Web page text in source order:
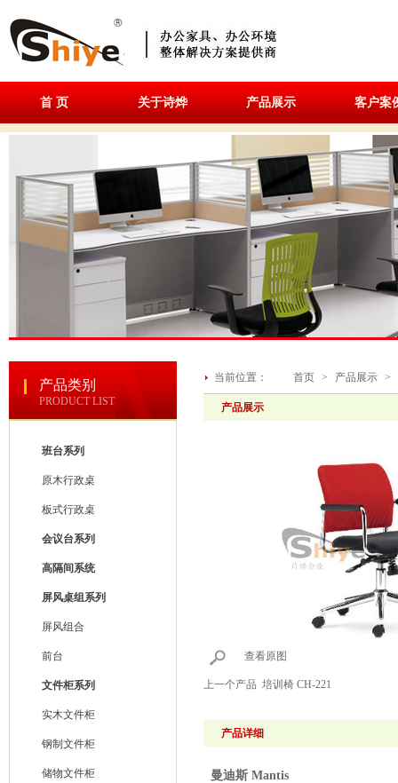
首 页 关于诗烨 产品展示 客户案
产品类别
PRODUCT LIST
班台系列
原木行政桌
板式行政桌
会议台系列
高隔间系统
屏风桌组系列
屏风组合
前台
文件柜系列
实木文件柜
钢制文件柜
储物文件柜
当前位置： 首页 > 产品展示 >
产品展示
查看原图
上一个产品 培训椅 CH-221
产品详细
曼迪斯 Mantis